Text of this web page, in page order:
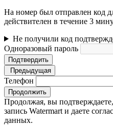
На номер был отправлен код
действителен в течение 3
Не получили код
Одноразовый пароль
Подтвердить
Предыдущая
Телефон
Продолжить
Продолжая, вы
запись Watermart и даете
данных.